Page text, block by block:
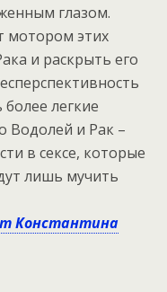
глазом.
мотором этих
и раскрыть его
легкие
Водолей и Рак –
в сeксе, которые
лишь мучить
Константина